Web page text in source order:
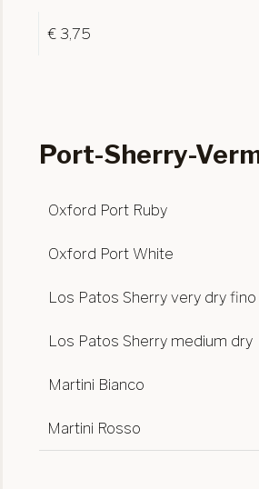
€ 3,75
Port-Sherry-
Oxford Port Ruby
Oxford Port White
Los Patos Sherry very dry fino
Los Patos Sherry medium dry
Martini Bianco
Martini Rosso